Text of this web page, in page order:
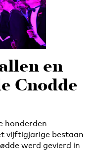
en
Cnødde
honderden
vijftigjarige bestaan
werd gevierd in